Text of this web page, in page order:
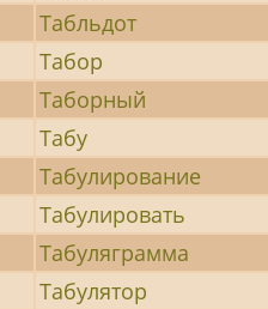
Табльдот
Табор
Таборный
Табу
Табулирование
Табулировать
Табуляграмма
Табулятор